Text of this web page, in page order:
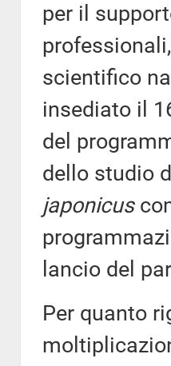
per il
scientifico
insediato il
del
dello studio
japonicus
lancio del
Per quanto